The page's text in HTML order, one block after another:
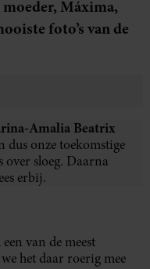
moeder, Máxima,
foto’s van de
Amalia Beatrix
dus onze toekomstige
over sloeg. Daarna
erbij.
van de meest
het daar roerig mee